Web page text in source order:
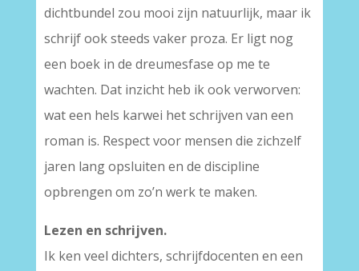
dichtbundel zou mooi zijn natuurlijk, maar ik
schrijf ook steeds vaker proza. Er ligt nog
een boek in de dreumesfase op me te
wachten. Dat inzicht heb ik ook verworven:
wat een hels karwei het schrijven van een
roman is. Respect voor mensen die zichzelf
jaren lang opsluiten en de discipline
opbrengen om zo’n werk te maken.
Lezen en schrijven.
Ik ken veel dichters, schrijfdocenten en een